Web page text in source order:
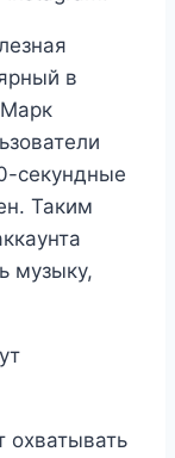
в
секундные
Таким
музыку,
охватывать